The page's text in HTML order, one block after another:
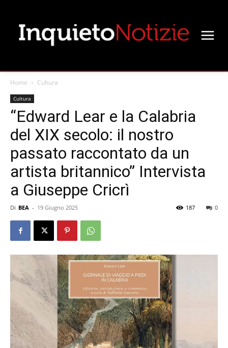
Home Cultura
Cultura
“Edward Lear e la Calabria
del XIX secolo: il nostro
passato raccontato da un
artista britannico” Intervista
a Giuseppe Cricrì
Di BEA - 19 Giugno 2025 0
187